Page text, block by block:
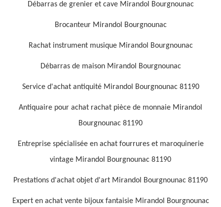
Débarras de grenier et cave Mirandol Bourgnounac
Brocanteur Mirandol Bourgnounac
Rachat instrument musique Mirandol Bourgnounac
Débarras de maison Mirandol Bourgnounac
Service d'achat antiquité Mirandol Bourgnounac 81190
Antiquaire pour achat rachat pièce de monnaie Mirandol
Bourgnounac 81190
Entreprise spécialisée en achat fourrures et maroquinerie
vintage Mirandol Bourgnounac 81190
Prestations d'achat objet d'art Mirandol Bourgnounac 81190
Expert en achat vente bijoux fantaisie Mirandol Bourgnounac